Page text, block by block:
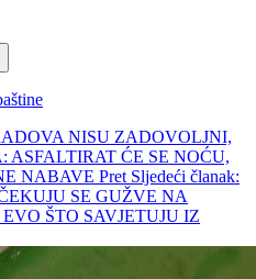
NISU ZADOVOLJNI,
ĆE SE NOĆU,
NABAVE Pret Sljedeći članak:
SE GUŽVE NA
ŠTO SAVJETUJU IZ